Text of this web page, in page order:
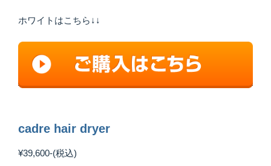
ホワイトはこちら↓↓
cadre hair dryer
¥39,600-(税込)